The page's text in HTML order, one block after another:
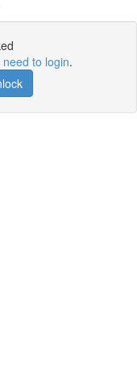
to login.